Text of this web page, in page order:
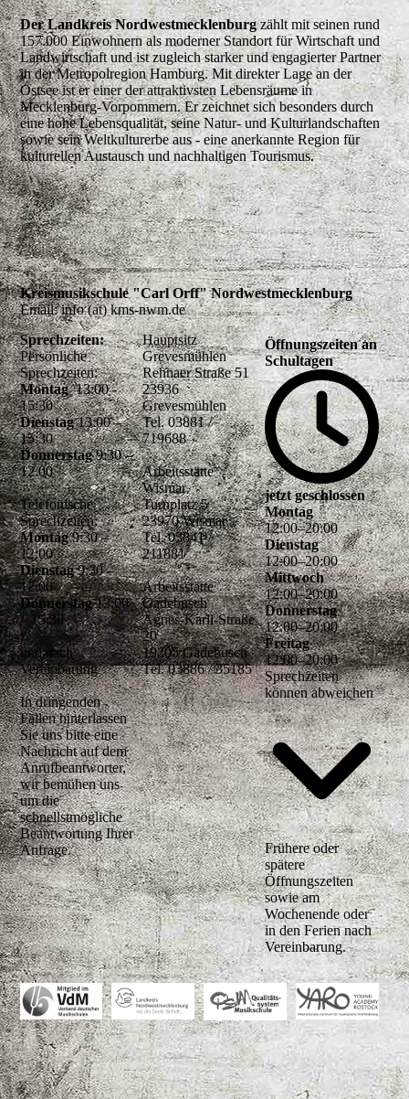
Der Landkreis Nordwestmecklenburgzählt mit seinen rund
157.000 Einwohnern als moderner Standort für Wirtschaft und
Landwirtschaft und ist zugleich starker und engagierter Partner
in der Metropolregion Hamburg. Mit direkter Lage an der
Ostsee ist er einer der attraktivsten Lebensräume in
Mecklenburg-Vorpommern. Er zeichnet sich besonders durch
eine hohe Lebensqualität, seine Natur- und Kulturlandschaften
sowie sein Weltkulturerbe aus - eine anerkannte Region für
kulturellen Austausch und nachhaltigen Tourismus.
Kreismusikschule "Carl Orff" Nordwestmecklenburg
Email: info (at) kms-nwm.de
Sprechzeiten:
Persönliche
Sprechzeiten:
Montag13:00 -
15:30
Dienstag13:00 –
15:30
Donnerstag9:30 –
12.00
Telefonische
Sprechzeiten:
Montag9:30 –
12:00
Dienstag9:30 –
12:00
Donnerstag13:00
– 15:30
und nach
Vereinbarung
In dringenden
Fällen hinterlassen
Sie uns bitte eine
Nachricht auf dem
Anrufbeantworter,
wir bemühen uns
um die
schnellstmögliche
Beantwortung Ihrer
Anfrage.
Hauptsitz
Grevesmühlen
Rehnaer Straße 51
23936
Grevesmühlen
Tel. 03881 /
719688
Arbeitsstätte
Wismar
Turnplatz 5
23970 Wismar
Tel. 03841 /
211881
Arbeitsstätte
Gadebusch
Agnes-Karll-Straße
20
19205 Gadebusch
Tel. 03886 / 35185
Öffnungszeiten an
Schultagen
jetzt geschlossen
Montag
12:00–20:00
Dienstag
12:00–20:00
Mittwoch
12:00–20:00
Donnerstag
12:00–20:00
Freitag
12:00–20:00
Sprechzeiten
können abweichen
Frühere oder
spätere
Öffnungszeiten
sowie am
Wochenende oder
in den Ferien nach
Vereinbarung.